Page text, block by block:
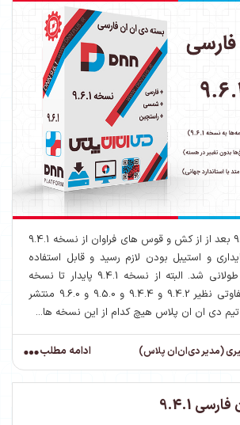
دی ان ان نسخه 9.6.1 بعد از از کش و قوس های فراوان از نسخه 9.4.1
9.6.1 به پایداری و استیبل بودن لازم رسید و قابل استفاده
تجاری بعد از مدت طولانی شد. البته از نسخه 9.4.1 پایدار تا نسخه
9.6.1 نسخه های متفاوتی نظیر 9.4.2 و 9.4.4 و 9.5.0 و 9.6.0 منتشر
دی ان ان پلاس هیچ کدام از این نسخه ها...
(مدیر دی‌ان‌ان پلاس) ادامه مطلب
9.4.1